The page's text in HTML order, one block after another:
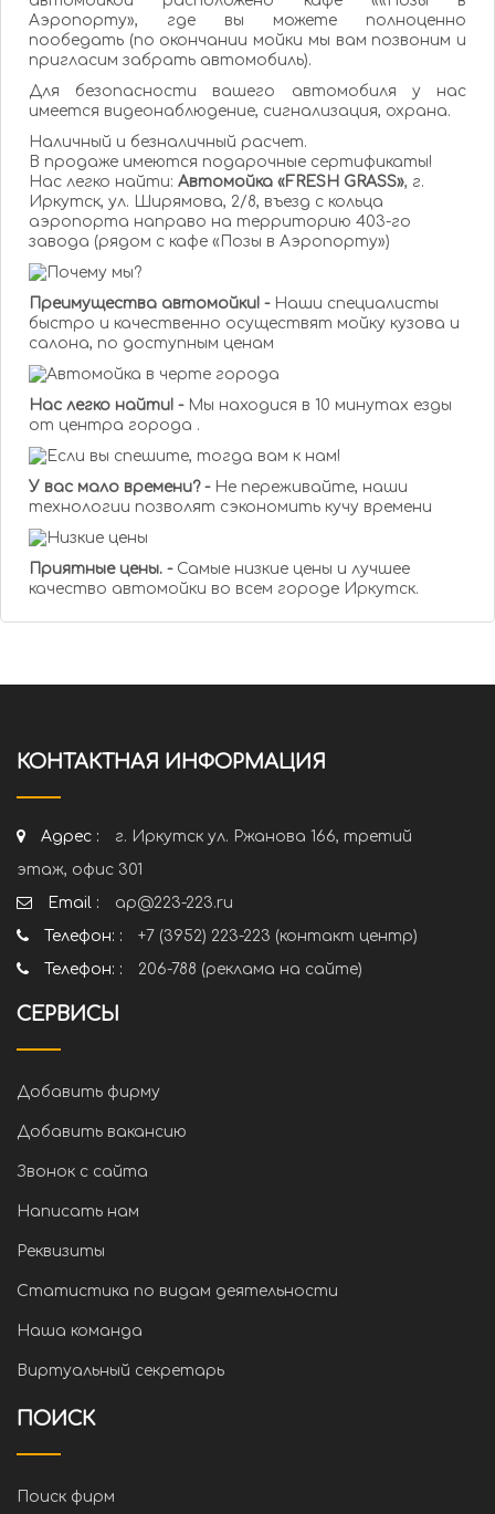
Аэропорту», где вы можете полноценно
пообедать (по окончании мойки мы вам позвоним и
пригласим забрать автомобиль).
Для безопасности вашего автомобиля у нас
имеется видеонаблюдение, сигнализация, охрана.
Наличный и безналичный расчет.
В продаже имеются подарочные сертификаты!
Нас легко найти: Автомойка «FRESH GRASS», г.
Иркутск, ул. Ширямова, 2/8, въезд с кольца
аэропорта направо на территорию 403-го
завода (рядом с кафе «Позы в Аэропорту»)
Преимущества автомойки! - Наши специалисты
быстро и качественно осуществят мойку кузова и
салона, по доступным ценам
Нас легко найти! - Мы находися в 10 минутах езды
от центра города .
У вас мало времени? - Не переживайте, наши
технологии позволят сэкономить кучу времени
Приятные цены. - Самые низкие цены и лучшее
качество автомойки во всем городе Иркутск.
КОНТАКТНАЯ ИНФОРМАЦИЯ
Адрес :
г. Иркутск ул. Ржанова 166, третий
этаж, офис 301
Email :
ap@223-223.ru
Телефон: :
+7 (3952) 223-223 (контакт центр)
Телефон: :
206-788 (реклама на сайте)
СЕРВИСЫ
Добавить фирму
Добавить вакансию
Звонок с сайта
Написать нам
Реквизиты
Статистика по видам деятельности
Наша команда
Виртуальный секретарь
ПОИСК
Поиск фирм